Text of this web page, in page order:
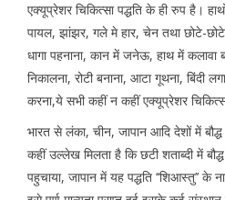
एक्यूप्रेशर चिकित्सा पद्धति के ही रुप है।
पायल, झांझर, गले मे हार, चेन तथा छोटे-
धागा पहनाना, कान में जनेऊ, हाथ में कलावा
निकालना, रोटी बनाना, आटा गूथना, बिंदी
करना,ये सभी कहीं न कहीं एक्यूप्रेशर
भारत से लंका, चीन, जापान आदि देशों में
कहीं उल्लेख मिलता है कि छटी शताब्दी में
पहुचाया, जापान में यह पद्धति ‘‘शिआस्तु’’ के